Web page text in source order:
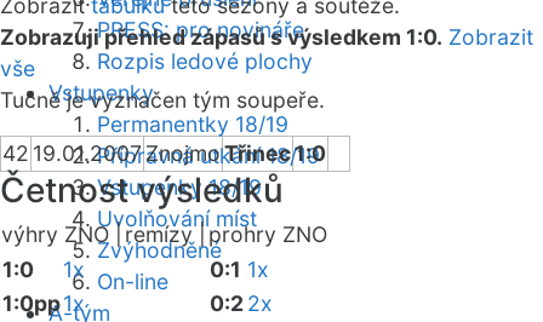
PRESS: pro novináře
Rozpis ledové plochy
Vstupenky
Permanentky 18/19
Přípravná utkání 18/19
Vstupenky 18/19
Uvolňování míst
Zvýhodněné
On-line
A-tým
Zobrazittabulkutéto sezóny a soutěže.
Zobrazuji přehled zápasů s výsledkem 1:0. Zobrazit
vše
Tučně je vyznačen tým soupeře.
42 19.01.2007ZnojmoTřinec1:0
Četnost výsledků
výhry ZNO | remízy | prohry ZNO
1:0
1x
1:0pp1x
0:1 1x
0:22x